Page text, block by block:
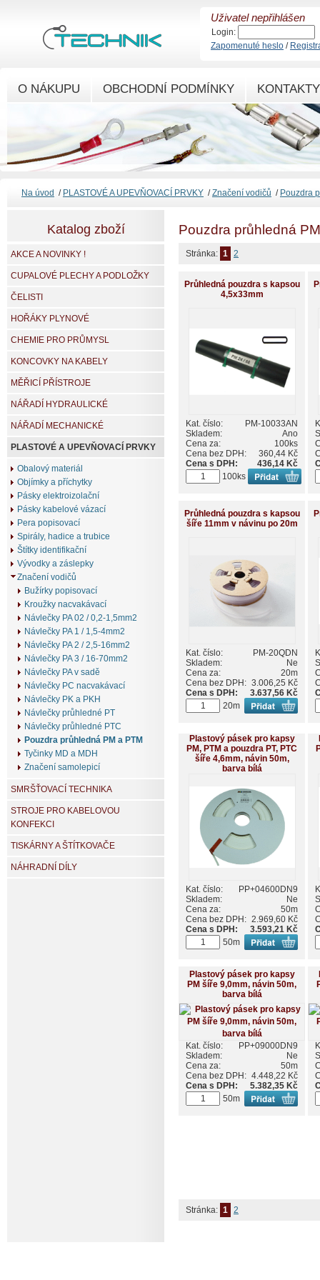
Pouzdra průhledná
Stránka: 1 2
Průhledná pouzdra s kapsou
4,5x33mm
Kat. číslo:
PM-10033AN
Skladem:
Ano
Cena za:
100ks
Cena bez DPH:
360,44 Kč
Cena s DPH:
436,14 Kč
100ks
Průhledná pouzdra s kapsou
šíře 11mm v návinu po 20m
Kat. číslo:
PM-20QDN
Skladem:
Ne
Cena za:
20m
Cena bez DPH: 3.006,25 Kč
Cena s DPH:
3.637,56 Kč
20m
Plastový pásek pro kapsy
PM, PTM a pouzdra PT, PTC
šíře 4,6mm, návin 50m,
barva bílá
Kat. číslo:
PP+04600DN9
Skladem:
Ne
Cena za:
50m
Cena bez DPH: 2.969,60 Kč
Cena s DPH:
3.593,21 Kč
50m
Plastový pásek pro kapsy
PM šíře 9,0mm, návin 50m,
barva bílá
Kat. číslo:
PP+09000DN9
Skladem:
Ne
Cena za:
50m
Cena bez DPH: 4.448,22 Kč
Cena s DPH:
5.382,35 Kč
50m
Stránka: 1 2
Katalog zboží
AKCE A NOVINKY !
CUPALOVÉ PLECHY A PODLOŽKY
ČELISTI
HOŘÁKY PLYNOVÉ
CHEMIE PRO PRŮMYSL
KONCOVKY NA KABELY
MĚŘICÍ PŘÍSTROJE
NÁŘADÍ HYDRAULICKÉ
NÁŘADÍ MECHANICKÉ
PLASTOVÉ A UPEVŇOVACÍ PRVKY
Obalový materiál
Objímky a příchytky
Pásky elektroizolační
Pásky kabelové vázací
Pera popisovací
Spirály, hadice a trubice
Štítky identifikační
Vývodky a záslepky
Značení vodičů
Bužírky popisovací
Kroužky nacvakávací
Návlečky PA 02 / 0,2-1,5mm2
Návlečky PA 1 / 1,5-4mm2
Návlečky PA 2 / 2,5-16mm2
Návlečky PA 3 / 16-70mm2
Návlečky PA v sadě
Návlečky PC nacvakávací
Návlečky PK a PKH
Návlečky průhledné PT
Návlečky průhledné PTC
Pouzdra průhledná PM a PTM
Tyčinky MD a MDH
Značení samolepicí
SMRŠŤOVACÍ TECHNIKA
STROJE PRO KABELOVOU
KONFEKCI
TISKÁRNY A ŠTÍTKOVAČE
NÁHRADNÍ DÍLY
Na úvod / PLASTOVÉ A UPEVŇOVACÍ PRVKY /Značení vodičů / Pouzdra
O NÁKUPU OBCHODNÍ PODMÍNKY KONTAKTY
Uživatel nepřihlášen
Login:
Zapomenuté heslo /